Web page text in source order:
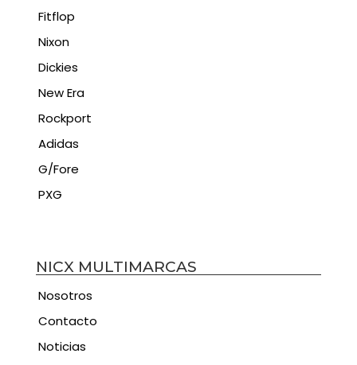
Fitflop
Nixon
Dickies
New Era
Rockport
Adidas
G/Fore
PXG
NICX MULTIMARCAS
Nosotros
Contacto
Noticias